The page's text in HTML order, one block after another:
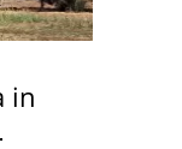
in